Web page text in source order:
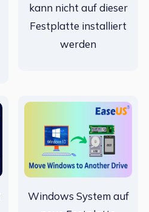
kann nicht auf dieser
Festplatte installiert
werden
Windows System auf